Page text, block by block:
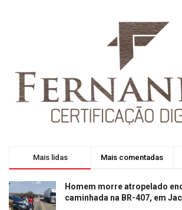
Mais lidas Mais comentadas
Homem morre atropelado
caminhada na BR-407, em